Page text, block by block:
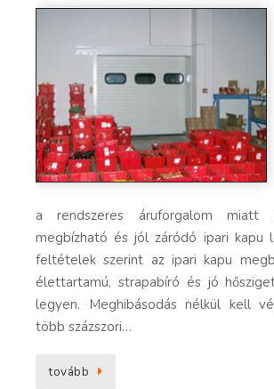
a rendszeres áruforgalom miatt
megbízható és jól záródó ipari kapu
feltételek szerint az ipari kapu
élettartamú, strapabíró és jó
legyen. Meghibásodás nélkül kell
több százszori…
tovább